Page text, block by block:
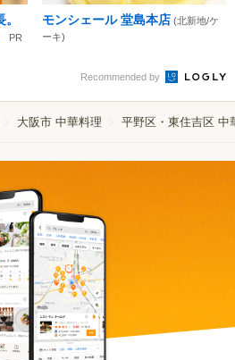
PR
モンシェール 堂島本店 (北新地/ケ
ーキ)
Recommended by
大阪市 中華料理 平野区・東住吉区 中